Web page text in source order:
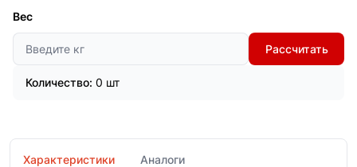
Вес
Рассчитать
Количество: 0 шт
Характеристики Аналоги